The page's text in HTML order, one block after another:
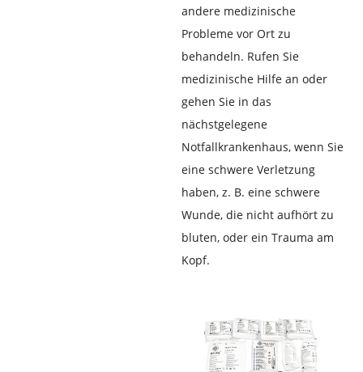
andere medizinische
Probleme vor Ort zu
behandeln. Rufen Sie
medizinische Hilfe an oder
gehen Sie in das
nächstgelegene
Notfallkrankenhaus, wenn Sie
eine schwere Verletzung
haben, z. B. eine schwere
Wunde, die nicht aufhört zu
bluten, oder ein Trauma am
Kopf.